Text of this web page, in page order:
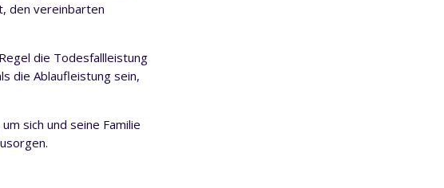
den vereinbarten
die Todesfallleistung
die Ablaufleistung sein,
sich und seine Familie